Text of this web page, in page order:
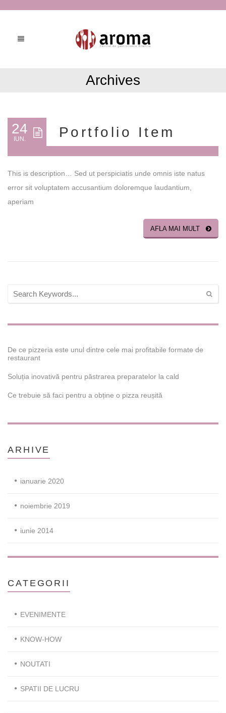
Archives
24
IUN. Portfolio Item
This is description… Sed ut perspiciatis unde omnis iste natus
error sit voluptatem accusantium doloremque laudantium,
aperiam
AFLA MAI MULT
De ce pizzeria este unul dintre cele mai profitabile formate de
restaurant
Soluția inovativă pentru păstrarea preparatelor la cald
Ce trebuie să faci pentru a obține o pizza reușită
ARHIVE
ianuarie 2020
noiembrie 2019
iunie 2014
CATEGORII
EVENIMENTE
KNOW-HOW
NOUTATI
SPATII DE LUCRU